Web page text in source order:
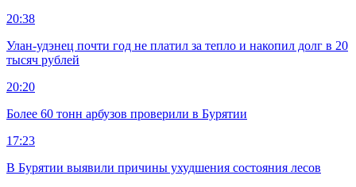
20:38
Улан-удэнец почти год не платил за тепло и накопил долг в 20
тысяч рублей
20:20
Более 60 тонн арбузов проверили в Бурятии
17:23
В Бурятии выявили причины ухудшения состояния лесов